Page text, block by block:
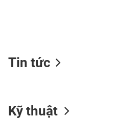
Tin tức
Kỹ thuật